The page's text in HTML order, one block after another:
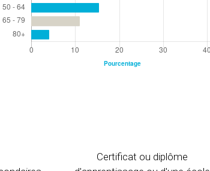
Certificat ou diplôme